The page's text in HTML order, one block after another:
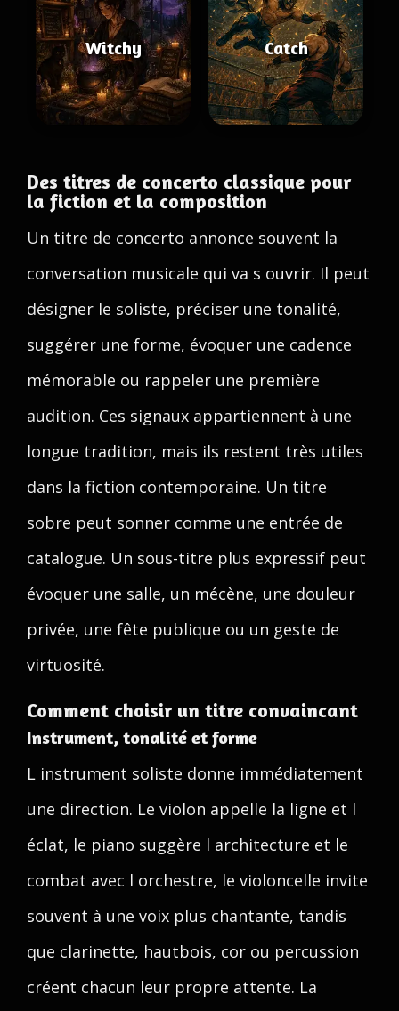
Witchy Catch
Des titres de concerto classique pour
la fiction et la composition
Un titre de concerto annonce souvent la
conversation musicale qui va s ouvrir. Il peut
désigner le soliste, préciser une tonalité,
suggérer une forme, évoquer une cadence
mémorable ou rappeler une première
audition. Ces signaux appartiennent à une
longue tradition, mais ils restent très utiles
dans la fiction contemporaine. Un titre
sobre peut sonner comme une entrée de
catalogue. Un sous-titre plus expressif peut
évoquer une salle, un mécène, une douleur
privée, une fête publique ou un geste de
virtuosité.
Comment choisir un titre convaincant
Instrument, tonalité et forme
L instrument soliste donne immédiatement
une direction. Le violon appelle la ligne et l
éclat, le piano suggère l architecture et le
combat avec l orchestre, le violoncelle invite
souvent à une voix plus chantante, tandis
que clarinette, hautbois, cor ou percussion
créent chacun leur propre attente. La